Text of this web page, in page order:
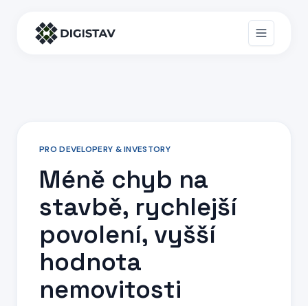
PRO DEVELOPERY & INVESTORY
Méně chyb na
stavbě, rychlejší
povolení, vyšší
hodnota
nemovitosti